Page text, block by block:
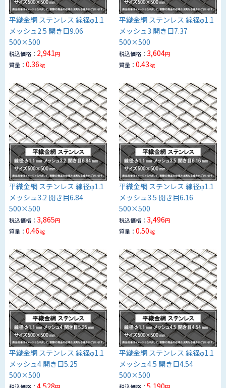
平織金網 ステンレス 線径φ1.1
メッシュ2.5 開き目9.06
500×500
税込価格： 2,941円
質量： 0.36kg
平織金網 ステンレス 線径φ1.1
メッシュ3 開き目7.37
500×500
税込価格：3,604円
質量：0.43kg
平織金網 ステンレス 線径φ1.1
メッシュ3.2 開き目6.84
500×500
税込価格： 3,865円
質量： 0.46kg
平織金網 ステンレス 線径φ1.1
メッシュ3.5 開き目6.16
500×500
税込価格：3,496円
質量：0.50kg
平織金網 ステンレス 線径φ1.1
メッシュ4 開き目5.25
500×500
税込価格： 4,528
平織金網 ステンレス 線径φ1.1
メッシュ4.5 開き目4.54
500×500
税込価格：5,190